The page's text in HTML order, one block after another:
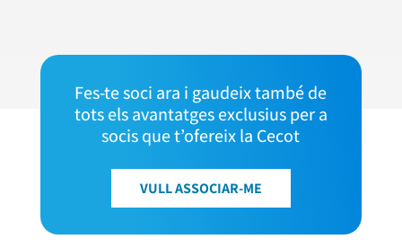
Fes-te soci ara i gaudeix també de
tots els avantatges exclusius per a
socis que t’ofereix la Cecot
VULL ASSOCIAR-ME